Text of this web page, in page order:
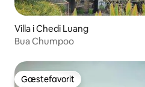
Villa i Chedi Luang
Bua Chumpoo
Gæstefavorit
Gæstefavorit